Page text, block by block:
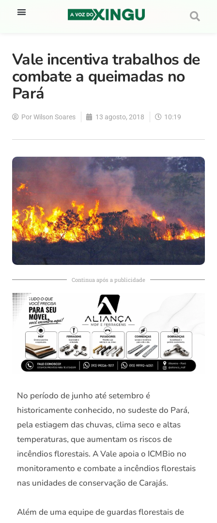
Vale incentiva trabalhos de
combate a queimadas no
Pará
PorWilson Soares 13 agosto, 2018 10:19
Continua após a publicidade
No período de junho até setembro é
historicamente conhecido, no sudeste do Pará,
pela estiagem das chuvas, clima seco e altas
temperaturas, que aumentam os riscos de
incêndios florestais. A Vale apoia o ICMBio no
monitoramento e combate a incêndios florestais
nas unidades de conservação de Carajás.
Além de uma equipe de guardas florestais de